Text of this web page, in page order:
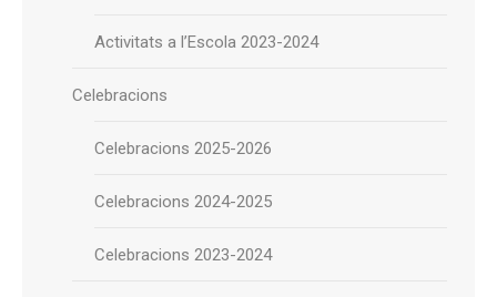
Activitats a l’Escola 2023-2024
Celebracions
Celebracions 2025-2026
Celebracions 2024-2025
Celebracions 2023-2024